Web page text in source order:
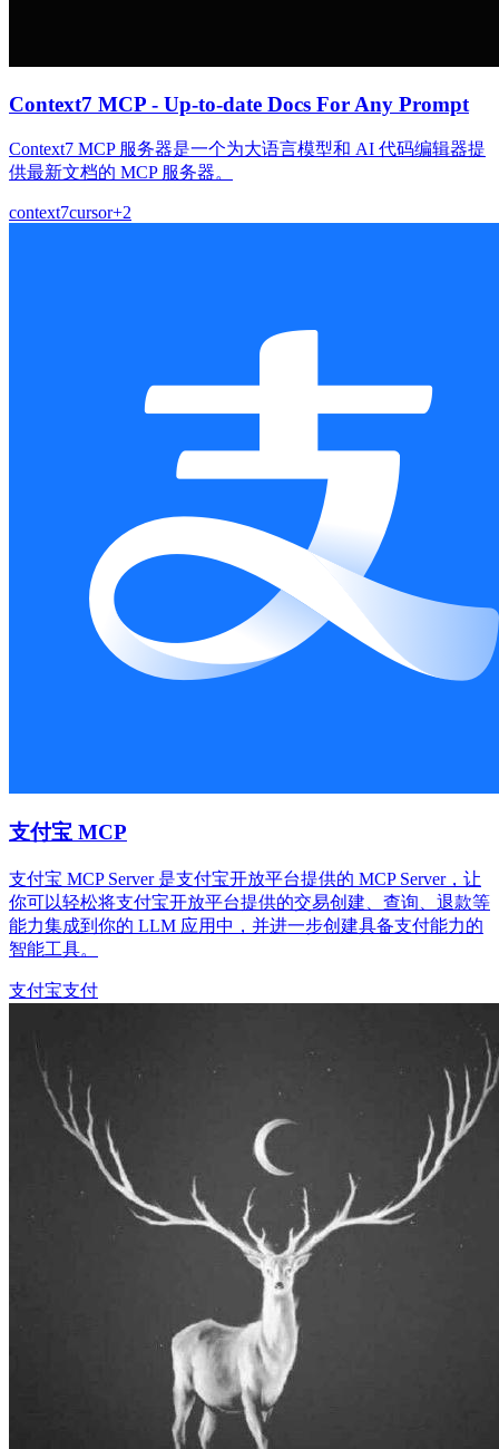
Context7 MCP - Up-to-date Docs For Any Prompt
Context7 MCP 服务器是一个为大语言模型和 AI 代码编辑器提
供最新文档的 MCP 服务器。
context7cursor+2
支付宝 MCP
支付宝 MCP Server 是支付宝开放平台提供的 MCP Server，让
你可以轻松将支付宝开放平台提供的交易创建、查询、退款等
能力集成到你的 LLM 应用中，并进一步创建具备支付能力的
智能工具。
支付宝支付